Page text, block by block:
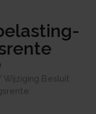
Wijziging Besluit